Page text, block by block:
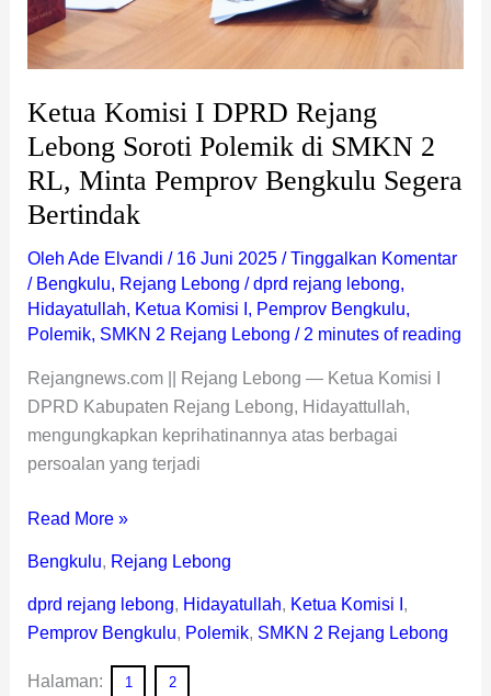
Ketua Komisi I DPRD Rejang
Lebong Soroti Polemik di SMKN 2
RL, Minta Pemprov Bengkulu Segera
Bertindak
Oleh Ade Elvandi / 16 Juni 2025 /Tinggalkan Komentar
/ Bengkulu, Rejang Lebong /dprd rejang lebong,
Hidayatullah, Ketua Komisi I , Pemprov Bengkulu,
Polemik, SMKN 2 Rejang Lebong / 2 minutes of reading
Rejangnews.com || Rejang Lebong — Ketua Komisi I
DPRD Kabupaten Rejang Lebong, Hidayattullah,
mengungkapkan keprihatinannya atas berbagai
persoalan yang terjadi
RL,
Minta
Bengkulu
Segera
Bertindak
Read More »
Bengkulu, Rejang Lebong
dprd rejang lebong, Hidayatullah, Ketua Komisi I ,
Pemprov Bengkulu, Polemik, SMKN 2 Rejang Lebong
Halaman: 1 2